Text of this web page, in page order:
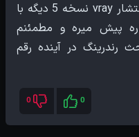
بله chaos group بعد از انتشار vray نسخه 5 دیگه با
پیش میره و مطمئنم
رندرینگ در آینده رقم
0
0